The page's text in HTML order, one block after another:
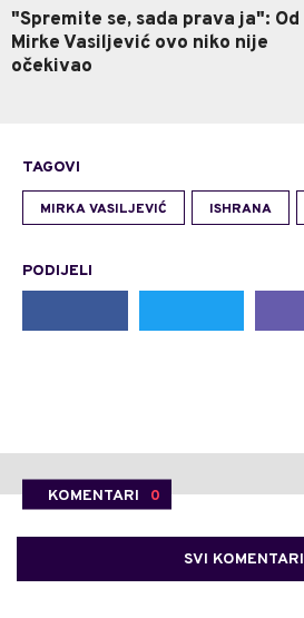
"Spremite se, sada prava ja": Od
Mirke Vasiljević ovo niko nije
očekivao
TAGOVI
MIRKA VASILJEVIĆ ISHRANA
PODIJELI
KOMENTARI 0
SVI KOMENTARI